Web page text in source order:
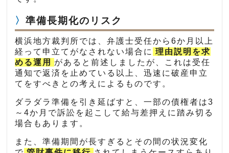
準備長期化のリスク
横浜地方裁判所では、弁護士受任から6か月以上
経って申立てがなされない場合に 理由説明を求
める運用
があると前述しましたが、これは受任
通知で返済を止めている以上、迅速に破産申立
てをすべきとの考えによるものです。
ダラダラ準備を引き延ばすと、一部の債権者は3
～4か月で訴訟を起こして給与差押えに踏み切る
場合もあります。
また、準備期間が長すぎるとその間の状況変化